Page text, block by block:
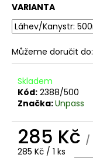
VARIANTA
Můžeme doručit do:
Skladem
Kód: 2388/500
Značka:Unpass
285 Kč /
Měrná
285 Kč / 1 ks
D
o
p
o
u
č
u
j
m